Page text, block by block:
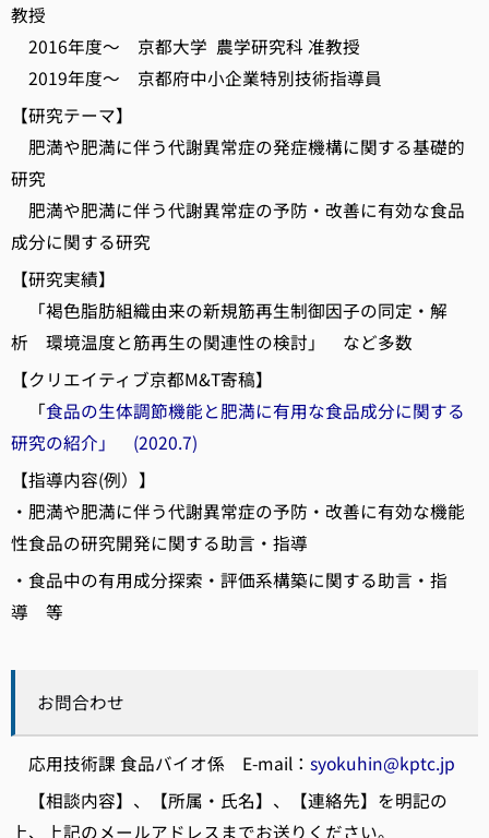
教授
2016年度～ 京都大学 農学研究科 准教授
2019年度～ 京都府中小企業特別技術指導員
【研究テーマ】
肥満や肥満に伴う代謝異常症の発症機構に関する基礎的
研究
肥満や肥満に伴う代謝異常症の予防・改善に有効な食品
成分に関する研究
【研究実績】
「褐色脂肪組織由来の新規筋再生制御因子の同定・解
析 環境温度と筋再生の関連性の検討」 など多数
【クリエイティブ京都M&T寄稿】
「食品の生体調節機能と肥満に有用な食品成分に関する
研究の紹介」 (2020.7)
【指導内容(例）】
・肥満や肥満に伴う代謝異常症の予防・改善に有効な機能
性食品の研究開発に関する助言・指導
・食品中の有用成分探索・評価系構築に関する助言・指
導 等
お問合わせ
応用技術課 食品バイオ係 E-mail： syokuhin@kptc.jp
【相談内容】、【所属・氏名】、【連絡先】を明記の
上、上記のメールアドレスまでお送りください。